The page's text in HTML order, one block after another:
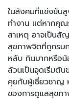
ในสังคมที่แข่งขัน
ทำงาน แต่หากคุ
สาเหตุ อาจเป็นสั
สุขภาพจิตที่ถูกรบ
หลับ กินมากหรือ
ล้วนเป็นจุดเริ่มต้
คุยกับผู้เชี่ยวชาญ
ของการดูแลสุขภ